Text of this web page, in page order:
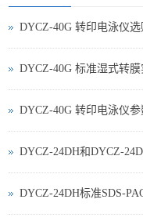
DYCZ-40G 标准湿式转
DYCZ-40G 转印电泳仪
DYCZ-24DH和DYCZ-
DYCZ-24DH标准SDS-